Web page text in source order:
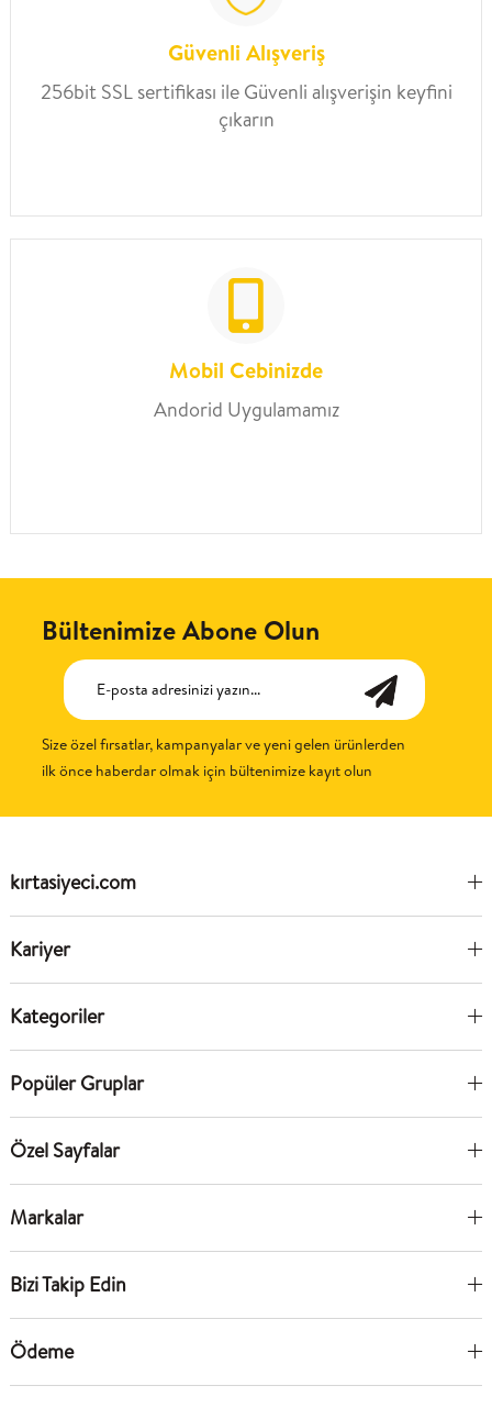
Güvenli Alışveriş
256bit SSL sertifikası ile Güvenli alışverişin keyfini
çıkarın
Mobil Cebinizde
Andorid Uygulamamız
Bültenimize Abone Olun
Size özel fırsatlar, kampanyalar ve yeni gelen ürünlerden
ilk önce haberdar olmak için bültenimize kayıt olun
kırtasiyeci.com
Kariyer
Kategoriler
Popüler Gruplar
Özel Sayfalar
Markalar
Bizi Takip Edin
Ödeme